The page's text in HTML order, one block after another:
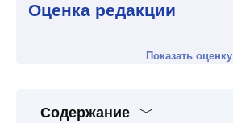
Оценка редакции
Показать оценку
Содержание